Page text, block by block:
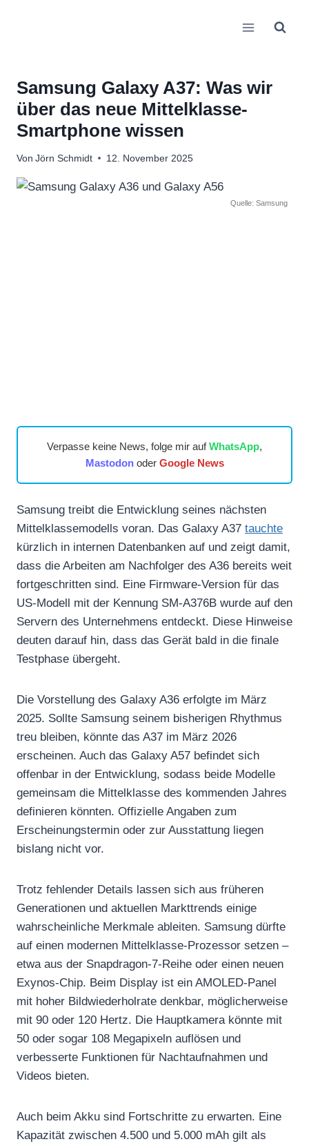
Samsung Galaxy A37: Was wir
über das neue Mittelklasse-
Smartphone wissen
Von Jörn Schmidt 12. November 2025
Quelle: Samsung
Verpasse keine News, folge mir aufWhatsApp,
Mastodonoder Google News
Samsung treibt die Entwicklung seines nächsten
Mittelklassemodells voran. Das Galaxy A37 tauchte
kürzlich in internen Datenbanken auf und zeigt damit,
dass die Arbeiten am Nachfolger des A36 bereits weit
fortgeschritten sind. Eine Firmware-Version für das
US-Modell mit der Kennung SM-A376B wurde auf den
Servern des Unternehmens entdeckt. Diese Hinweise
deuten darauf hin, dass das Gerät bald in die finale
Testphase übergeht.
Die Vorstellung des Galaxy A36 erfolgte im März
2025. Sollte Samsung seinem bisherigen Rhythmus
treu bleiben, könnte das A37 im März 2026
erscheinen. Auch das Galaxy A57 befindet sich
offenbar in der Entwicklung, sodass beide Modelle
gemeinsam die Mittelklasse des kommenden Jahres
definieren könnten. Offizielle Angaben zum
Erscheinungstermin oder zur Ausstattung liegen
bislang nicht vor.
Trotz fehlender Details lassen sich aus früheren
Generationen und aktuellen Markttrends einige
wahrscheinliche Merkmale ableiten. Samsung dürfte
auf einen modernen Mittelklasse-Prozessor setzen –
etwa aus der Snapdragon-7-Reihe oder einen neuen
Exynos-Chip. Beim Display ist ein AMOLED-Panel
mit hoher Bildwiederholrate denkbar, möglicherweise
mit 90 oder 120 Hertz. Die Hauptkamera könnte mit
50 oder sogar 108 Megapixeln auflösen und
verbesserte Funktionen für Nachtaufnahmen und
Videos bieten.
Auch beim Akku sind Fortschritte zu erwarten. Eine
Kapazität zwischen 4.500 und 5.000 mAh gilt als